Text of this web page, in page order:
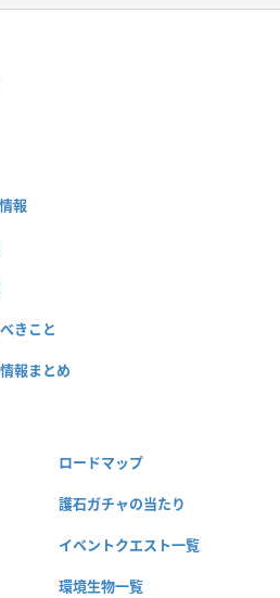
報
きこと
報まとめ
ロードマップ
護石ガチャの当たり
イベントクエスト一覧
環境生物一覧